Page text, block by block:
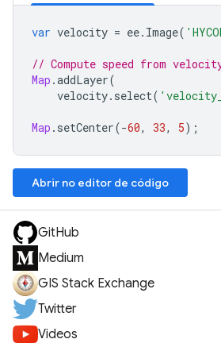
var velocity = ee. Image(
// Compute speed from
Map .addLayer(
velocity. select(
Map . setCenter(-60, 33, 5);
Abrir no editor de código
GitHub
Medium
GIS Stack Exchange
Twitter
Videos